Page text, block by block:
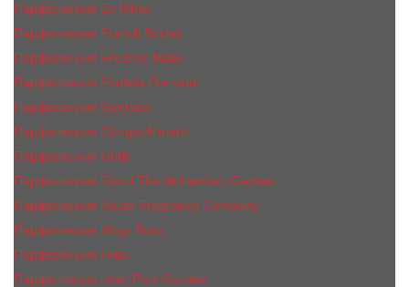
Парфюмерия Ex Nihilo
Парфюмерия Franck Boclet
Парфюмерия Frеderic Mаlle
Парфюмерия Fontela Premium
Парфюмерия Guerlain
Парфюмерия Giorgio Armani
Парфюмерия Gritti
Парфюмерия Gucci The Alchemist’s Garden.
Парфюмерия Haute Fragrance Company
Парфюмерия Hugo Boss
Парфюмерия Initio
Парфюмерия Jean Paul Gaultier